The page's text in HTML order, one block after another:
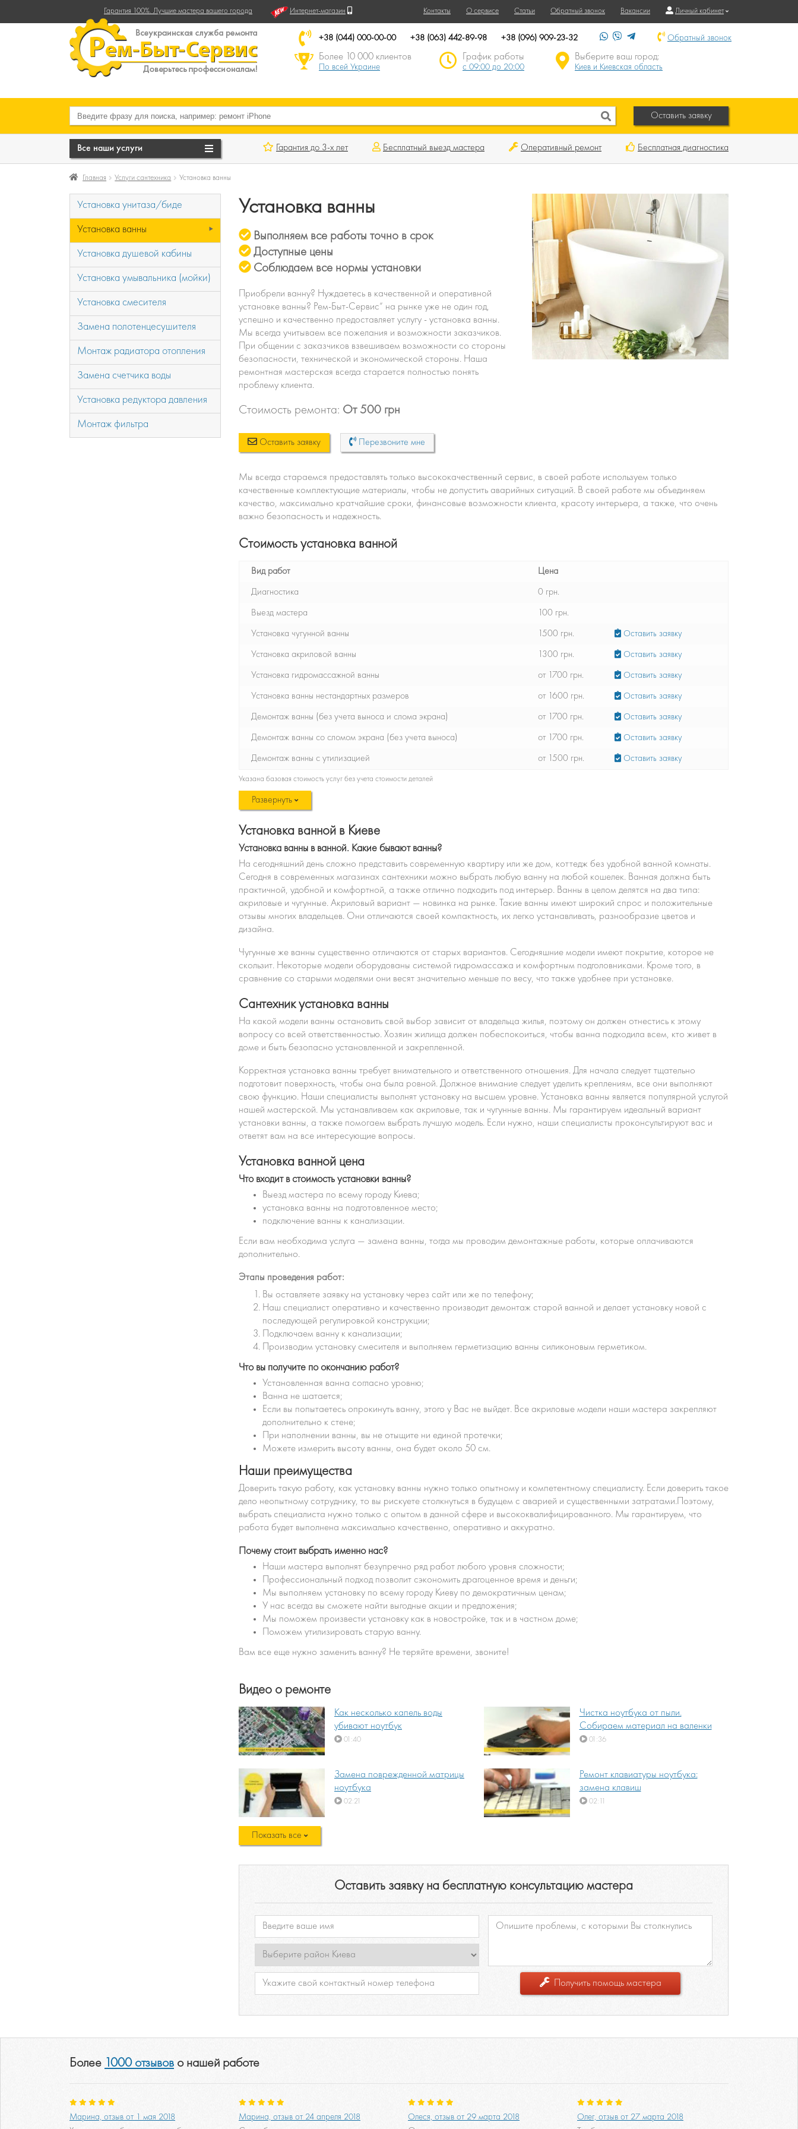
Гарантия 100%. Лучшие мастера вашего города Интернет-магазин Контакты О сервисе Статьи Обратный звонок Вакансии Личный кабинет
+38 (044) 000-00-00 +38 (063) 442-89-98 +38 (096) 909-23-32 Обратный звонок
Более 10 000 клиентов
По всей Украине
График работы
с 09:00 до 20:00
Выберите ваш город:
Киев и Киевская область
Оставить заявку
Все наши услуги Гарантия до 3-х лет Бесплатный выезд мастера Оперативный ремонт Бесплатная диагностика
Главная Услуги сантехника Установка ванны
Установка унитаза/биде
Установка ванны ⯈
Установка душевой кабины
Установка умывальника (мойки)
Установка смесителя
Замена полотенцесушителя
Монтаж радиатора отопления
Замена счетчика воды
Установка редуктора давления
Монтаж фильтра
Установка ванны
Выполняем все работы точно в срок
Доступные цены
Соблюдаем все нормы установки
Приобрели ванну? Нуждаетесь в качественной и оперативной
установке ванны? Рем-Быт-Сервис” на рынке уже не один год,
успешно и качественно предоставляет услугу - установка ванны.
Мы всегда учитываем все пожелания и возможности заказчиков.
При общении с заказчиков взвешиваем возможности со стороны
безопасности, технической и экономической стороны. Наша
ремонтная мастерская всегда старается полностью понять
проблему клиента.
Стоимость ремонта: От 500 грн
Оставить заявку Перезвоните мне
Мы всегда стараемся предоставлять только высококачественный сервис, в своей работе используем только
качественные комплектующие материалы, чтобы не допустить аварийных ситуаций. В своей работе мы объединяем
качество, максимально кратчайшие сроки, финансовые возможности клиента, красоту интерьера, а также, что очень
важно безопасность и надежность.
Стоимость установка ванной
Вид работ Цена
Диагностика 0 грн.
Выезд мастера 100 грн.
Установка чугунной ванны 1500 грн. Оставить заявку
Установка акриловой ванны 1300 грн. Оставить заявку
Установка гидромассажной ванны от 1700 грн. Оставить заявку
Установка ванны нестандартных размеров от 1600 грн. Оставить заявку
Демонтаж ванны (без учета выноса и слома экрана) от 1700 грн. Оставить заявку
Демонтаж ванны со сломом экрана (без учета выноса) от 1700 грн. Оставить заявку
Демонтаж ванны с утилизацией от 1500 грн. Оставить заявку
Указана базовая стоимость услуг без учета стоимости деталей
Развернуть
Установка ванной в Киеве
Установка ванны в ванной. Какие бывают ванны?
На сегодняшний день сложно представить современную квартиру или же дом, коттедж без удобной ванной комнаты.
Сегодня в современных магазинах сантехники можно выбрать любую ванну на любой кошелек. Ванная должна быть
практичной, удобной и комфортной, а также отлично подходить под интерьер. Ванны в целом делятся на два типа:
акриловые и чугунные. Акриловый вариант — новинка на рынке. Такие ванны имеют широкий спрос и положительные
отзывы многих владельцев. Они отличаются своей компактность, их легко устанавливать, разнообразие цветов и
дизайна.
Чугунные же ванны существенно отличаются от старых вариантов. Сегодняшние модели имеют покрытие, которое не
скользит. Некоторые модели оборудованы системой гидромассажа и комфортным подголовниками. Кроме того, в
сравнение со старыми моделями они весят значительно меньше по весу, что также удобнее при установке.
Сантехник установка ванны
На какой модели ванны остановить свой выбор зависит от владельца жилья, поэтому он должен отнестись к этому
вопросу со всей ответственностью. Хозяин жилища должен побеспокоиться, чтобы ванна подходила всем, кто живет в
доме и быть безопасно установленной и закрепленной.
Корректная установка ванны требует внимательного и ответственного отношения. Для начала следует тщательно
подготовит поверхность, чтобы она была ровной. Должное внимание следует уделить креплениям, все они выполняют
свою функцию. Наши специалисты выполнят установку на высшем уровне. Установка ванны является популярной услугой
нашей мастерской. Мы устанавливаем как акриловые, так и чугунные ванны. Мы гарантируем идеальный вариант
установки ванны, а также помогаем выбрать лучшую модель. Если нужно, наши специалисты проконсультируют вас и
ответят вам на все интересующие вопросы.
Установка ванной цена
Что входит в стоимость установки ванны?
Выезд мастера по всему городу Киева;
установка ванны на подготовленное место;
подключение ванны к канализации.
Если вам необходима услуга — замена ванны, тогда мы проводим демонтажные работы, которые оплачиваются
дополнительно.
Этапы проведения работ:
Вы оставляете заявку на установку через сайт или же по телефону;
Наш специалист оперативно и качественно производит демонтаж старой ванной и делает установку новой с
последующей регулировкой конструкции;
Подключаем ванну к канализации;
Производим установку смесителя и выполняем герметизацию ванны силиконовым герметиком.
Что вы получите по окончанию работ?
Установленная ванна согласно уровню;
Ванна не шатается;
Если вы попытаетесь опрокинуть ванну, этого у Вас не выйдет. Все акриловые модели наши мастера закрепляют
дополнительно к стене;
При наполнении ванны, вы не отыщите ни единой протечки;
Можете измерить высоту ванны, она будет около 50 см.
Наши преимущества
Доверить такую работу, как установку ванны нужно только опытному и компетентному специалисту. Если доверить такое
дело неопытному сотруднику, то вы рискуете столкнуться в будущем с аварией и существенными затратами.Поэтому,
выбрать специалиста нужно только с опытом в данной сфере и высококвалифицированного. Мы гарантируем, что
работа будет выполнена максимально качественно, оперативно и аккуратно.
Почему стоит выбрать именно нас?
Наши мастера выполнят безупречно ряд работ любого уровня сложности;
Профессиональный подход позволит сэкономить драгоценное время и деньги;
Мы выполняем установку по всему городу Киеву по демократичным ценам;
У нас всегда вы сможете найти выгодные акции и предложения;
Мы поможем произвести установку как в новостройке, так и в частном доме;
Поможем утилизировать старую ванну.
Вам все еще нужно заменить ванну? Не теряйте времени, звоните!
Видео о ремонте
Как несколько капель воды
убивают ноутбук
01:40
Замена поврежденной матрицы
ноутбука
02:21
Чистка ноутбука от пыли.
Собираем материал на валенки
01:36
Ремонт клавиатуры ноутбука:
замена клавиш
02:11
Показать все
Оставить заявку на бесплатную консультацию мастера
Получить помощь мастера
Более 1000 отзывов о нашей работе
Марина, отзыв от 1 мая 2018 Марина, отзыв от 24 апреля 2018 Олеся, отзыв от 29 марта 2018 Олег, отзыв от 27 марта 2018